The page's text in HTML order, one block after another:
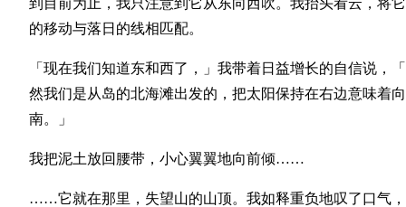
的移动与落日的线相匹配。
「现在我们知道东和西了，」我带着日益增长的自信说，
然我们是从岛的北海滩出发的，把太阳保持在右边意味着向
南。」
我把泥土放回腰带，小心翼翼地向前倾……
……它就在那里，失望山的山顶。我如释重负地叹了口气